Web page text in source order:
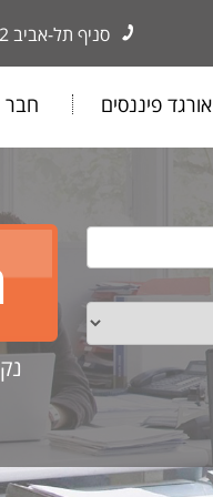
סניף תל-אביב
אורגד פיננסים חבר